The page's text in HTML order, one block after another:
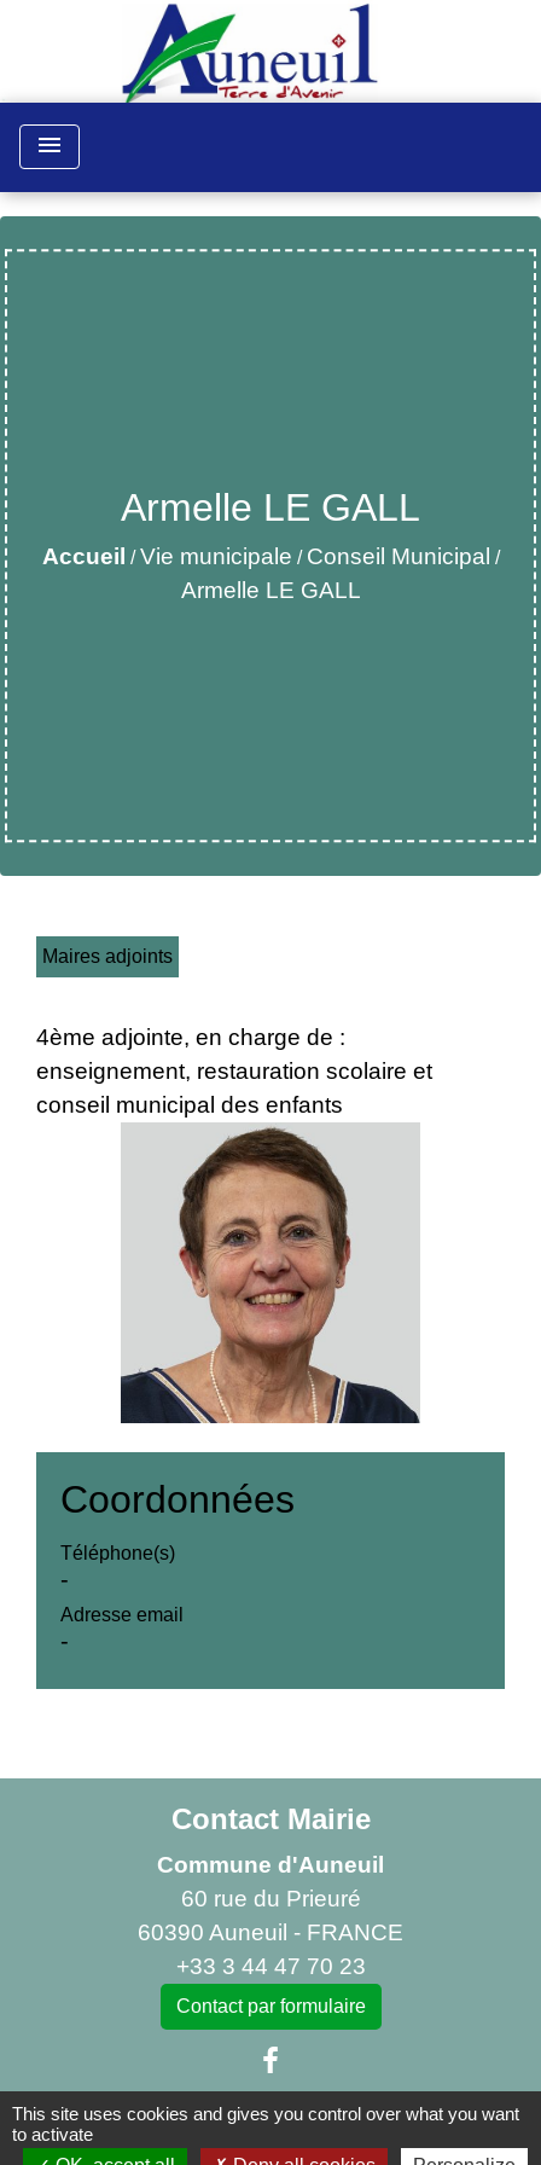
menu
Armelle LE GALL
Accueil /Vie municipale / Conseil Municipal /
Armelle LE GALL
Maires adjoints
4ème adjointe, en charge de :
enseignement, restauration scolaire et
conseil municipal des enfants
Coordonnées
Téléphone(s)
-
Adresse email
-
Contact Mairie
Commune d'Auneuil
60 rue du Prieuré
60390 Auneuil - FRANCE
+33 3 44 47 70 23
Contact par formulaire
This site uses cookies and gives you control over what you want
to activate